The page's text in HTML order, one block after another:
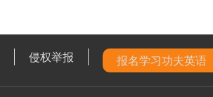
侵权举报 报名学习功夫英语